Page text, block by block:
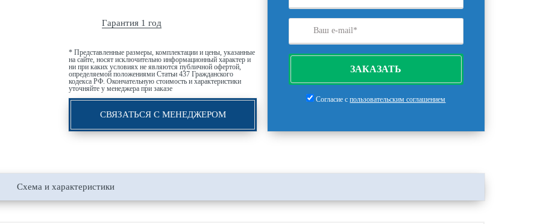
Гарантия 1 год
* Представленные размеры, комплектации и цены, указанные
на сайте, носят исключительно информационный характер и
ни при каких условиях не являются публичной офертой,
определяемой положениями Статьи 437 Гражданского
кодекса РФ. Окончательную стоимость и характеристики
уточняйте у менеджера при заказе
СВЯЗАТЬСЯ С МЕНЕДЖЕРОМ
ЗАКАЗАТЬ
Согласие спользовательским соглашением
Схема и характеристики